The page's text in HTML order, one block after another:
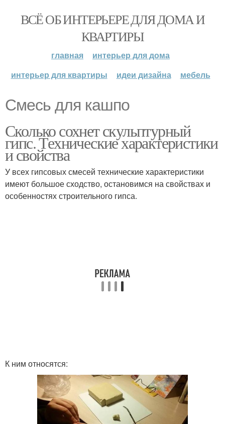
ВСЁ ОБ ИНТЕРЬЕРЕ ДЛЯ ДОМА И
КВАРТИРЫ
главная
интерьер для дома
интерьер для квартиры
идеи дизайна мебель
Смесь для кашпо
Сколько сохнет скульптурный
гипс. Технические характеристики
и свойства
У всех гипсовых смесей технические характеристики
имеют большое сходство, остановимся на свойствах и
особенностях строительного гипса.
К ним относятся: